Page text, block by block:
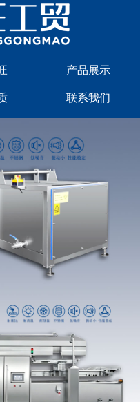
产品展示
联系我们